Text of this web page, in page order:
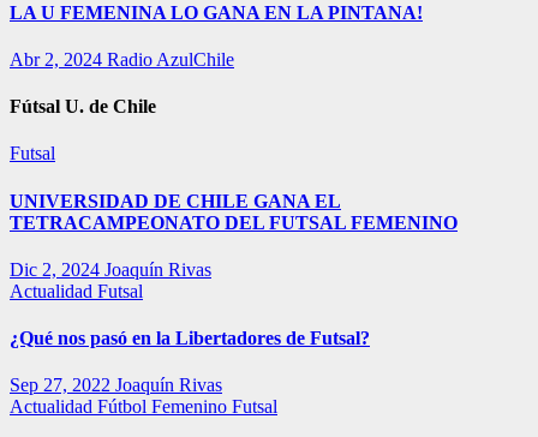
LA U FEMENINA LO GANA EN LA PINTANA!
Abr 2, 2024 Radio AzulChile
Fútsal U. de Chile
Futsal
UNIVERSIDAD DE CHILE GANA EL
TETRACAMPEONATO DEL FUTSAL FEMENINO
Dic 2, 2024 Joaquín Rivas
Actualidad Futsal
¿Qué nos pasó en la Libertadores de Futsal?
Sep 27, 2022 Joaquín Rivas
Actualidad Fútbol Femenino Futsal